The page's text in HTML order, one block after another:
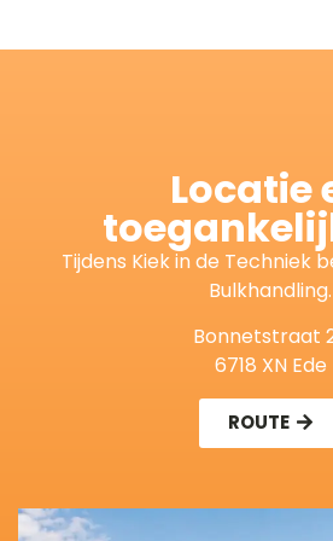
Locatie
Tijdens Kiek in de Techniek
Bulkhandling.
Bonnetstraat
6718 XN Ede
ROUTE